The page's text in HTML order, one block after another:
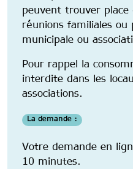
peuvent trouver place
réunions familiales ou
municipale ou
Pour rappel la
interdite dans les
associations.
La demande :
Votre demande en
10 minutes.